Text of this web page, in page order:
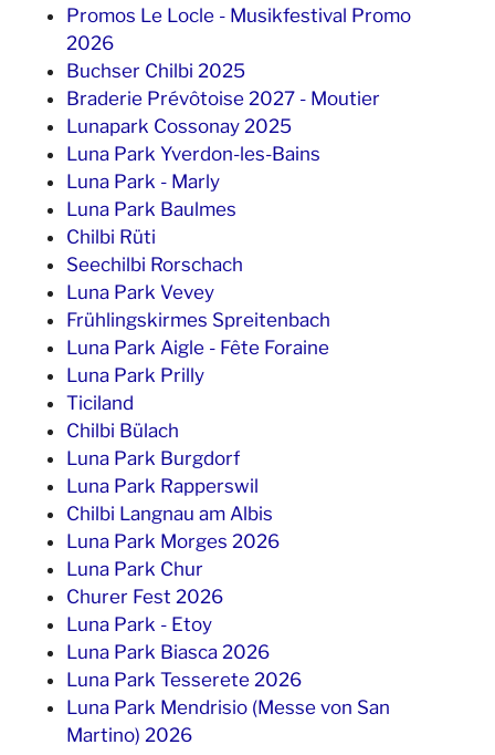
Promos Le Locle - Musikfestival Promo
2026
Buchser Chilbi 2025
Braderie Prévôtoise 2027 - Moutier
Lunapark Cossonay 2025
Luna Park Yverdon-les-Bains
Luna Park - Marly
Luna Park Baulmes
Chilbi Rüti
Seechilbi Rorschach
Luna Park Vevey
Frühlingskirmes Spreitenbach
Luna Park Aigle - Fête Foraine
Luna Park Prilly
Ticiland
Chilbi Bülach
Luna Park Burgdorf
Luna Park Rapperswil
Chilbi Langnau am Albis
Luna Park Morges 2026
Luna Park Chur
Churer Fest 2026
Luna Park - Etoy
Luna Park Biasca 2026
Luna Park Tesserete 2026
Luna Park Mendrisio (Messe von San
Martino) 2026